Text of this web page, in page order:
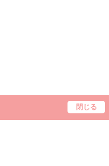
閉じる